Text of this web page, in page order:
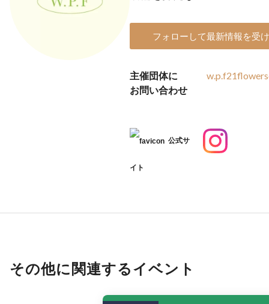
フォローして最新情報を受
主催団体に
お問い合わせ
公式サ
イト
その他に関連するイベント